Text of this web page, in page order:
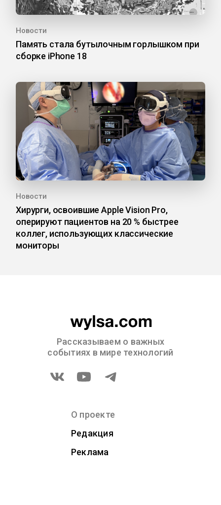
Новости
Память стала бутылочным горлышком при
сборке iPhone 18
Новости
Хирурги, освоившие Apple Vision Pro,
оперируют пациентов на 20 % быстрее
коллег, использующих классические
мониторы
Рассказываем о важных
событиях в мире технологий
О проекте
Редакция
Реклама